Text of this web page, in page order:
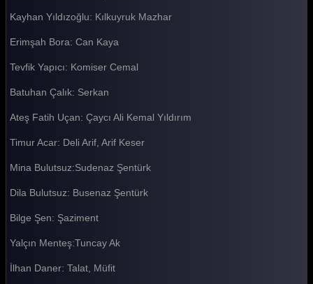
Akasya Durağı 45. Bölüm
Akasya Durağı 44. Bölüm
Akasya Durağı 43. Bölüm
Akasya Durağı 42. Bölüm
Akasya Durağı 41. Bölüm
Akasya Durağı 40. Bölüm
Akasya Durağı 39. Bölüm
Akasya Durağı 38. Bölüm
Akasya Durağı 37. Bölüm
Akasya Durağı 36. Bölüm
Akasya Durağı 35. Bölüm
Kayhan Yıldızoğlu: Kılkuyruk Mazhar
Erimşah Bora: Can Kaya
Tevfik Yapıcı: Komiser Cemal
Batuhan Çalık: Serkan
Ateş Fatih Uçan: Çaycı Ali Kemal Yıldırım
Timur Acar: Deli Arif, Arif Keser
Mina Bulutsuz:Sudenaz Şentürk
Dila Bulutsuz: Busenaz Şentürk
Bilge Şen: Şaziment
Yalçın Menteş:Tuncay Ak
İlhan Daner: Talat, Müfit